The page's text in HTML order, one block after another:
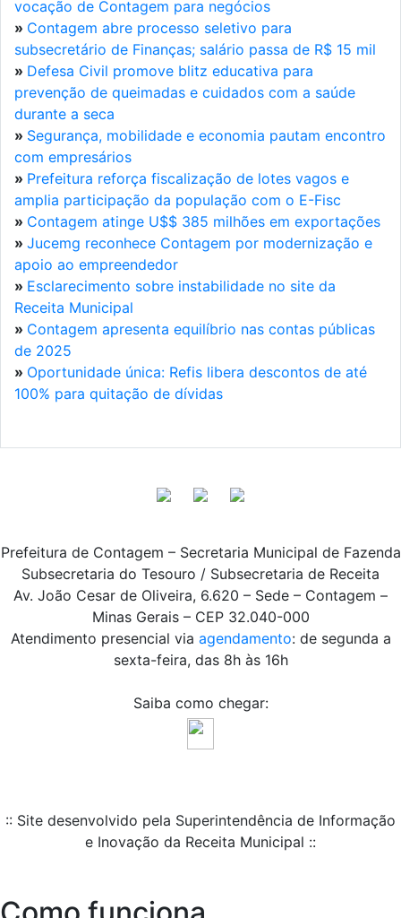
vocação de Contagem para negócios
» Contagem abre processo seletivo para
subsecretário de Finanças; salário passa de R$ 15 mil
» Defesa Civil promove blitz educativa para
prevenção de queimadas e cuidados com a saúde
durante a seca
» Segurança, mobilidade e economia pautam encontro
com empresários
» Prefeitura reforça fiscalização de lotes vagos e
amplia participação da população com o E-Fisc
» Contagem atinge U$$ 385 milhões em exportações
» Jucemg reconhece Contagem por modernização e
apoio ao empreendedor
» Esclarecimento sobre instabilidade no site da
Receita Municipal
» Contagem apresenta equilíbrio nas contas públicas
de 2025
» Oportunidade única: Refis libera descontos de até
100% para quitação de dívidas
Prefeitura de Contagem – Secretaria Municipal de Fazenda
Subsecretaria do Tesouro / Subsecretaria de Receita
Av. João Cesar de Oliveira, 6.620 – Sede – Contagem –
Minas Gerais – CEP 32.040-000
Atendimento presencial via agendamento: de segunda a
sexta-feira, das 8h às 16h
Saiba como chegar:
:: Site desenvolvido pela Superintendência de Informação
e Inovação da Receita Municipal ::